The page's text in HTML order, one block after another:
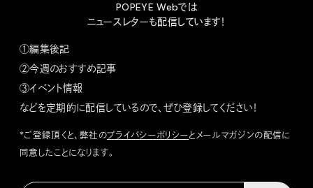
POPEYE Webでは
ニュースレターも配信しています！
①編集後記
②今週のおすすめ記事
③イベント情報
などを定期的に配信しているので、ぜひ登録してください！
*ご登録頂くと、弊社のプライバシーポリシーとメールマガジンの配信に
同意したことになります。